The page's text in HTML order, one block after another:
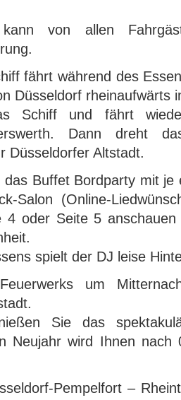
von allen
fährt während des
Düsseldorf rheinaufwärts
Schiff und fährt
Dann dreht
Düsseldorfer Altstadt.
das Buffet Bordparty mit je
Salon (Online-
4 oder Seite 5
spielt der DJ leise
um
Sie das
Neujahr wird Ihnen nach
Pempelfort –